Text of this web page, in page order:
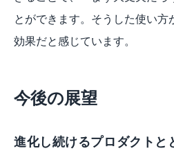
とができます。そうした使い方
効果だと感じています。
今後の展望
進化し続けるプロダクトと